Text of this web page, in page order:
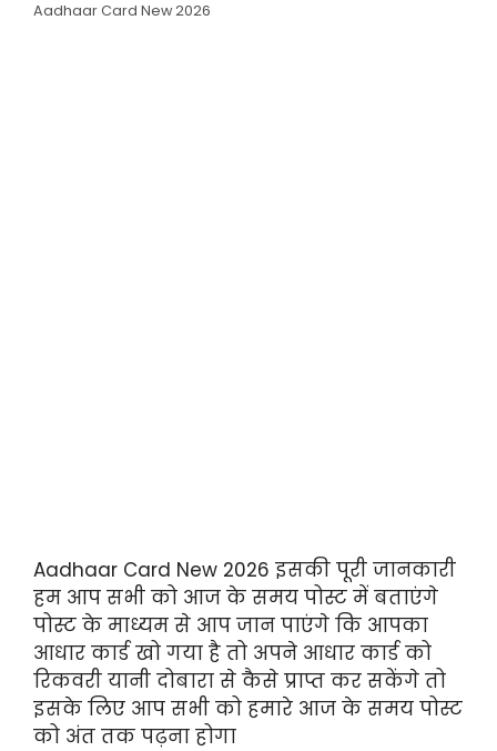
Aadhaar Card New 2026
Aadhaar Card New 2026 इसकी पूरी जानकारी
हम आप सभी को आज के समय पोस्ट में बताएंगे
पोस्ट के माध्यम से आप जान पाएंगे कि आपका
आधार कार्ड खो गया है तो अपने आधार कार्ड को
रिकवरी यानी दोबारा से कैसे प्राप्त कर सकेंगे तो
इसके लिए आप सभी को हमारे आज के समय पोस्ट
को अंत तक पढ़ना होगा